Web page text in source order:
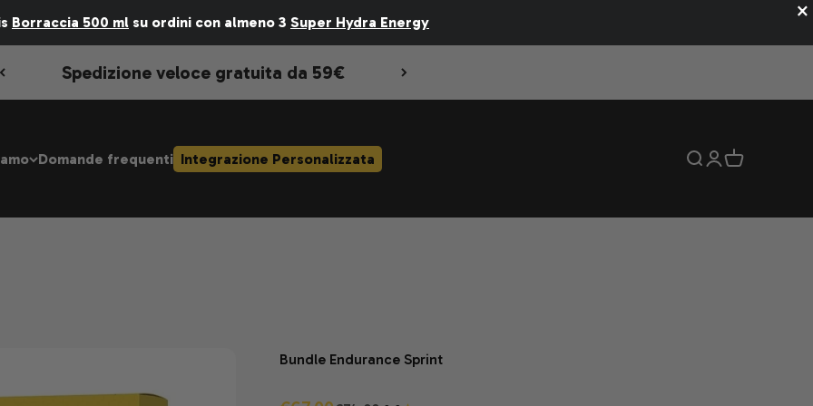
×
Borraccia 500 ml su ordini con almeno 3 Super Hydra Energy
Spedizione veloce gratuita da 59€
Domande frequenti Integrazione Personalizzata
Mostra il menu di
Mostra account
Mostra il
Bundle Endurance Sprint